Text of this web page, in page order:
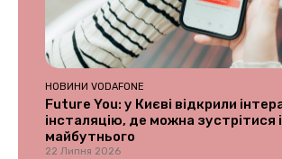
НОВИНИ VODAFONE
Future You: у Києві відкрили
інсталяцію, де можна зустрітися
майбутнього
22 Липня 2026